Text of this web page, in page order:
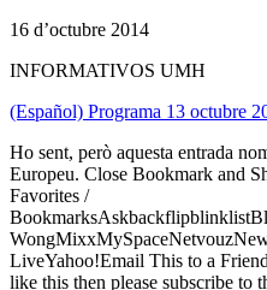
16 d’octubre 2014
INFORMATIVOS UMH
(Español) Programa 13 octubre
Ho sent, però aquesta entrada
Europeu. Close Bookmark and
Favorites /
LiveYahoo!Email This to a
like this then please subscribe to